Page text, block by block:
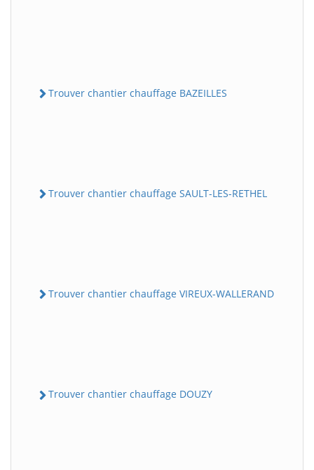
Trouver chantier chauffage BAZEILLES
Trouver chantier chauffage SAULT-LES-RETHEL
Trouver chantier chauffage VIREUX-WALLERAND
Trouver chantier chauffage DOUZY